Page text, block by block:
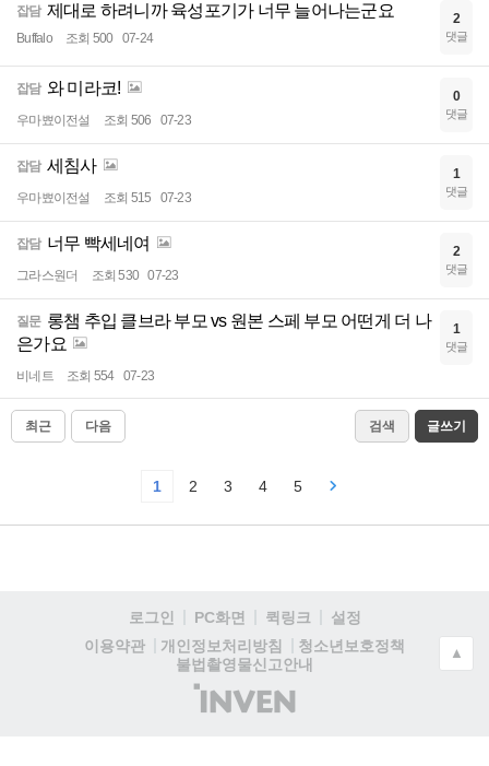
잡담 제대로 하려니까 육성포기가 너무 늘어나는군요
Buffalo 조회 500 07-24
2
댓글
잡담 와 미라코!
우마뾰이전설 조회 506 07-23
0
댓글
잡담 세침사
우마뾰이전설 조회 515 07-23
1
댓글
잡담 너무 빡세네여
그라스원더 조회 530 07-23
2
댓글
질문 롱챔 추입 클브라 부모 vs 원본 스페 부모 어떤게 더 나
은가요
비네트 조회 554 07-23
1
댓글
최근 다음 검색 글쓰기
1 2 3 4 5
로그인 PC화면 퀵링크
설정
이용약관
개인정보처리방침
청소년보호정책
불법촬영물신고안내
(주)
인
▲